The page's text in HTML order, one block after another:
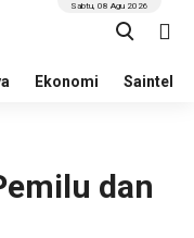
Ekonomi Saintek
Sabtu, 08 Agu 2026
dan